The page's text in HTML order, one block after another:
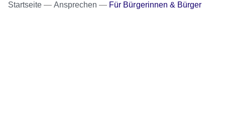
Startseite Ansprechen Für Bürgerinnen & Bürger